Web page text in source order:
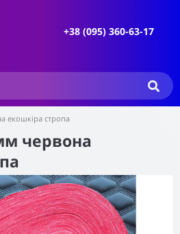
+38 (095) 360-63-17
екошкіра стропа
червона